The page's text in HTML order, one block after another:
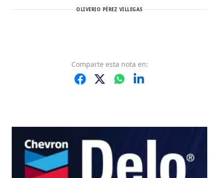
OLIVERIO PÉREZ VILLEGAS
Comparte esta nota en: